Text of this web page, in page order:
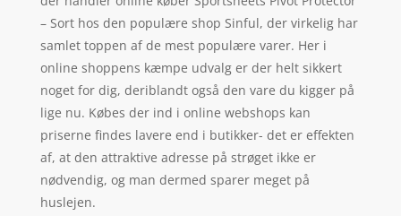
– Sort hos den populære shop Sinful, der virkelig har
samlet toppen af de mest populære varer. Her i
online shoppens kæmpe udvalg er der helt sikkert
noget for dig, deriblandt også den vare du kigger på
lige nu. Købes der ind i online webshops kan
priserne findes lavere end i butikker- det er effekten
af, at den attraktive adresse på strøget ikke er
nødvendig, og man dermed sparer meget på
huslejen.